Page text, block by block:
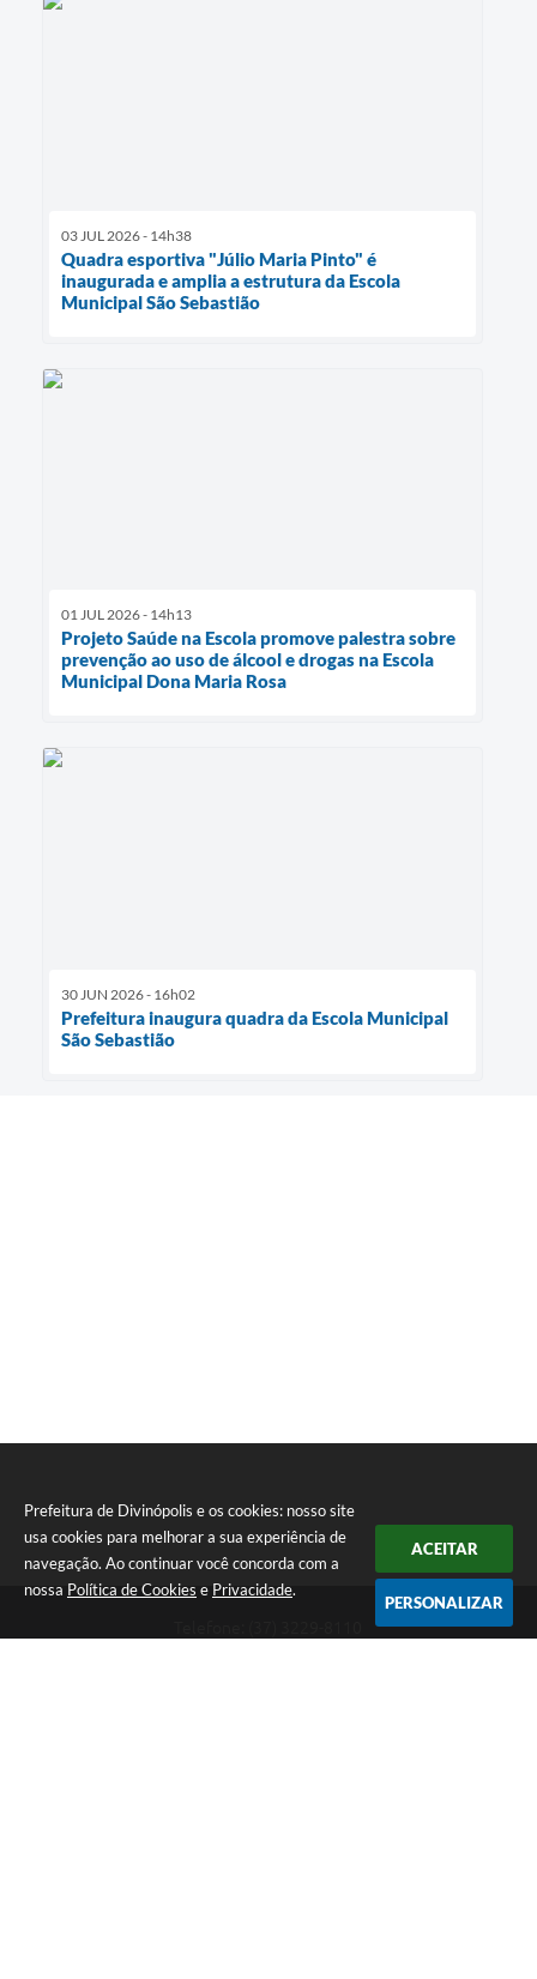
Prefeitura de Divinópolis e os cookies: nosso site
usa cookies para melhorar a sua experiência de
navegação. Ao continuar você concorda com a
nossa Política de Cookies e Privacidade.
ACEITAR
PERSONALIZAR
03 JUL 2026 - 14h38
Quadra esportiva "Júlio Maria Pinto" é
inaugurada e amplia a estrutura da Escola
Municipal São Sebastião
01 JUL 2026 - 14h13
Projeto Saúde na Escola promove palestra sobre
prevenção ao uso de álcool e drogas na Escola
Municipal Dona Maria Rosa
30 JUN 2026 - 16h02
Prefeitura inaugura quadra da Escola Municipal
São Sebastião